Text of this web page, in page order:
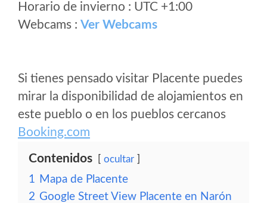
Horario de invierno : UTC +1:00
Webcams : Ver Webcams
Si tienes pensado visitar Placente puedes
mirar la disponibilidad de alojamientos en
este pueblo o en los pueblos cercanos
Booking.com
Contenidos ocultar
1 Mapa de Placente
2 Google Street View Placente en Narón